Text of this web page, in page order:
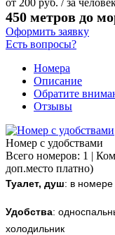
от 200 руб. / за
450 метров до
Оформить заявку
Есть вопросы?
Номера
Описание
Обратите
Отзывы
Номер с удобствами
Всего номеров: 1 |
доп.место платно)
Туалет, душ: в номере
Удобства:
холодильник